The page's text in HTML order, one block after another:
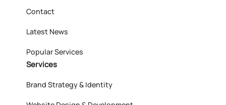
Contact
Latest News
Popular Services
Services
Brand Strategy & Identity